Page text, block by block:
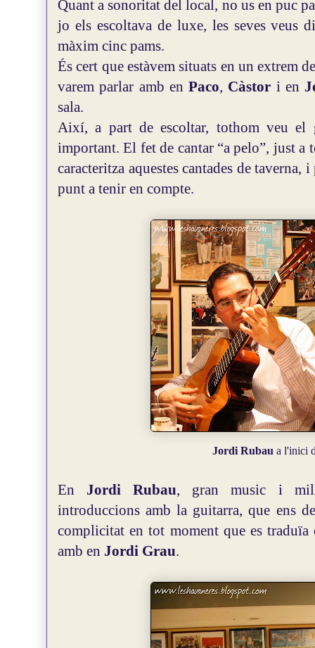
Quant a sonoritat del local, no us en puc
jo els escoltava de luxe, les seves veus
màxim cinc pams.
És cert que estàvem situats en un extrem
varem parlar amb enPaco, Càstor i en
sala.
Així, a part de escoltar, tothom veu
important. El fet de cantar “a pelo”, just a
caracteritza aquestes cantades de taverna,
punt a tenir en compte.
Jordi Rubau a l'inici
En Jordi Rubau, gran music i
introduccions amb la guitarra, que ens
complicitat en tot moment que es traduïa
amb en Jordi Grau.